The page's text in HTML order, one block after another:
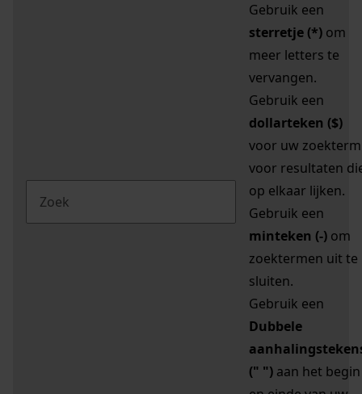
Gebruik een
sterretje (*) om
meer letters te
vervangen.
Gebruik een
dollarteken ($)
voor uw zoekterm
voor resultaten
op elkaar lijken.
Gebruik een
minteken (-) om
zoektermen uit te
sluiten.
Gebruik een
Dubbele
(" ") aan het begin